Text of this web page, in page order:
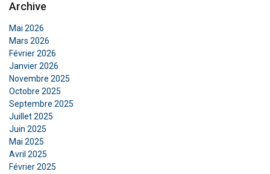
Archive
Mai 2026
Mars 2026
Février 2026
Janvier 2026
Novembre 2025
Octobre 2025
Septembre 2025
Juillet 2025
Juin 2025
Mai 2025
Avril 2025
Février 2025